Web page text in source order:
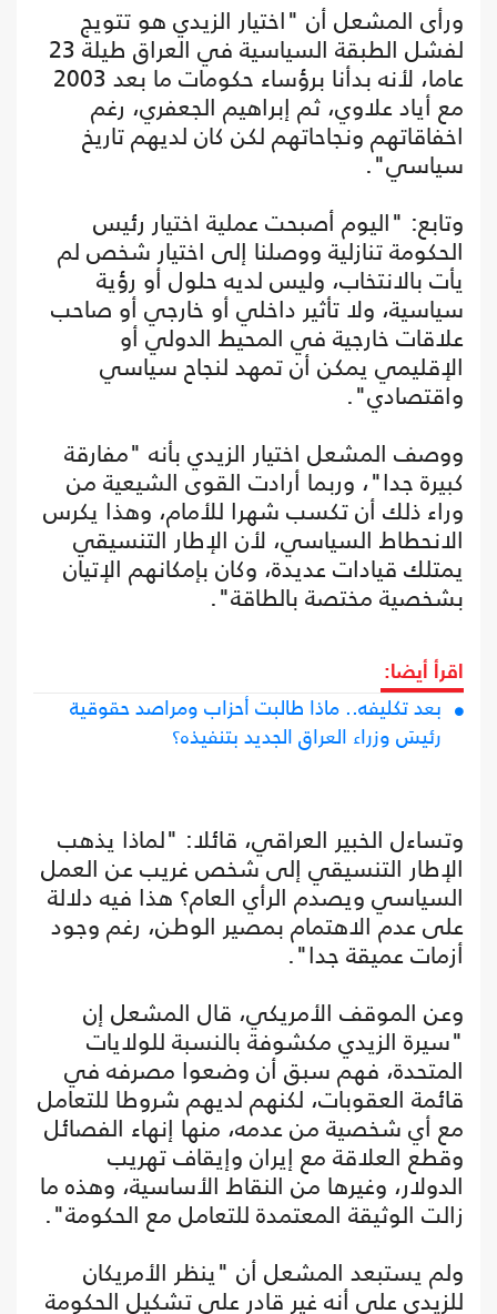
ورأى المشعل أن "اختيار الزيدي هو تتويج
لفشل الطبقة السياسية في العراق طيلة 23
عاما، لأنه بدأنا برؤساء حكومات ما بعد 2003
مع أياد علاوي، ثم إبراهيم الجعفري، رغم
اخفاقاتهم ونجاحاتهم لكن كان لديهم تاريخ
سياسي".
وتابع: "اليوم أصبحت عملية اختيار رئيس
الحكومة تنازلية ووصلنا إلى اختيار شخص لم
يأت بالانتخاب، وليس لديه حلول أو رؤية
سياسية، ولا تأثير داخلي أو خارجي أو صاحب
علاقات خارجية في المحيط الدولي أو
الإقليمي يمكن أن تمهد لنجاح سياسي
واقتصادي".
ووصف المشعل اختيار الزيدي بأنه "مفارقة
كبيرة جدا"، وربما أرادت القوى الشيعية من
وراء ذلك أن تكسب شهرا للأمام، وهذا يكرس
الانحطاط السياسي، لأن الإطار التنسيقي
يمتلك قيادات عديدة، وكان بإمكانهم الإتيان
بشخصية مختصة بالطاقة".
اقرأ أيضا:
بعد تكليفه.. ماذا طالبت أحزاب ومراصد حقوقية
رئيسَ وزراء العراق الجديد بتنفيذه؟
وتساءل الخبير العراقي، قائلا: "لماذا يذهب
الإطار التنسيقي إلى شخص غريب عن العمل
السياسي ويصدم الرأي العام؟ هذا فيه دلالة
على عدم الاهتمام بمصير الوطن، رغم وجود
أزمات عميقة جدا".
وعن الموقف الأمريكي، قال المشعل إن
"سيرة الزيدي مكشوفة بالنسبة للولايات
المتحدة، فهم سبق أن وضعوا مصرفه في
قائمة العقوبات، لكنهم لديهم شروطا للتعامل
مع أي شخصية من عدمه، منها إنهاء الفصائل
وقطع العلاقة مع إيران وإيقاف تهريب
الدولار، وغيرها من النقاط الأساسية، وهذه ما
زالت الوثيقة المعتمدة للتعامل مع الحكومة".
ولم يستبعد المشعل أن "ينظر الأمريكان
للزيدي على أنه غير قادر على تشكيل الحكومة